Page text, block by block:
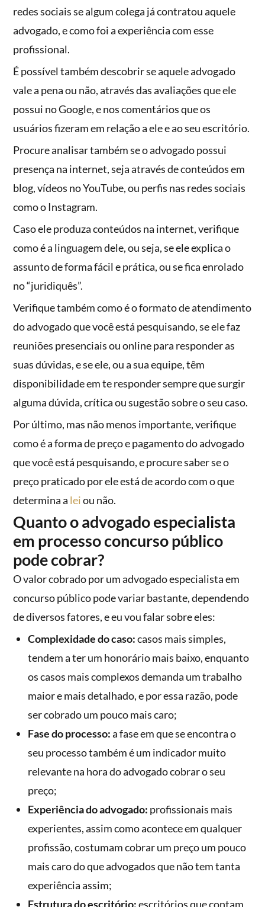
redes sociais se algum colega já contratou aquele
advogado, e como foi a experiência com esse
profissional.
É possível também descobrir se aquele advogado
vale a pena ou não, através das avaliações que ele
possui no Google, e nos comentários que os
usuários fizeram em relação a ele e ao seu escritório.
Procure analisar também se o advogado possui
presença na internet, seja através de conteúdos em
blog, vídeos no YouTube, ou perfis nas redes sociais
como o Instagram.
Caso ele produza conteúdos na internet, verifique
como é a linguagem dele, ou seja, se ele explica o
assunto de forma fácil e prática, ou se fica enrolado
no “juridiquês”.
Verifique também como é o formato de atendimento
do advogado que você está pesquisando, se ele faz
reuniões presenciais ou online para responder as
suas dúvidas, e se ele, ou a sua equipe, têm
disponibilidade em te responder sempre que surgir
alguma dúvida, crítica ou sugestão sobre o seu caso.
Por último, mas não menos importante, verifique
como é a forma de preço e pagamento do advogado
que você está pesquisando, e procure saber se o
preço praticado por ele está de acordo com o que
determina a leiou não.
Quanto o advogado especialista
em processo concurso público
pode cobrar?
O valor cobrado por um advogado especialista em
concurso público pode variar bastante, dependendo
de diversos fatores, e eu vou falar sobre eles:
Complexidade do caso:casos mais simples,
tendem a ter um honorário mais baixo, enquanto
os casos mais complexos demanda um trabalho
maior e mais detalhado, e por essa razão, pode
ser cobrado um pouco mais caro;
Fase do processo:a fase em que se encontra o
seu processo também é um indicador muito
relevante na hora do advogado cobrar o seu
preço;
Experiência do advogado: profissionais mais
experientes, assim como acontece em qualquer
profissão, costumam cobrar um preço um pouco
mais caro do que advogados que não tem tanta
experiência assim;
Estrutura do escritório:escritórios que contam